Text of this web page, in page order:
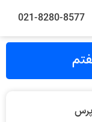
021-8280-8577